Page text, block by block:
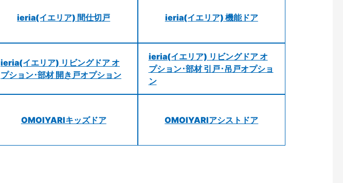
ieria(イエリア) 間仕切戸 ieria(イエリア) 機能ドア
ieria(イエリア) リビングドア オ
プション･部材 開き戸オプション
ieria(イエリア) リビングドア オ
プション･部材 引戸･吊戸オプショ
ン
OMOIYARIキッズドア OMOIYARIアシストドア